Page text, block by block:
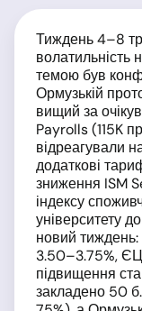
Тиждень 4–8
волатильність
темою був
Ормузькій
вищий за
Payrolls (115K
відреагували
додаткові
зниження ISM
індексу
університету
новий тиждень:
3.50–3.75%,
підвищення
закладено 50